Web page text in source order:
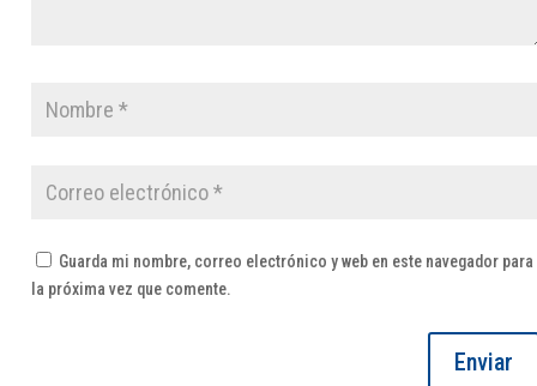
Guarda mi nombre, correo electrónico y web en este navegador para
la próxima vez que comente.